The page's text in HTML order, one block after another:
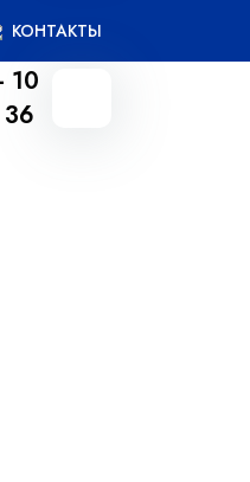
КОНТАКТЫ
10